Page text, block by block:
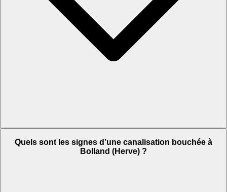
Quels sont les signes d’une canalisation bouchée à
Bolland (Herve) ?